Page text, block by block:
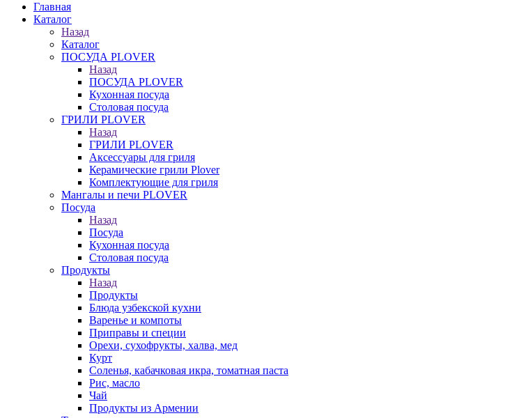
Главная
Каталог
Назад
Каталог
ПОСУДА PLOVER
Назад
ПОСУДА PLOVER
Кухонная посуда
Столовая посуда
ГРИЛИ PLOVER
Назад
ГРИЛИ PLOVER
Аксессуары для гриля
Керамические грили Plover
Комплектующие для гриля
Мангалы и печи PLOVER
Посуда
Назад
Посуда
Кухонная посуда
Столовая посуда
Продукты
Назад
Продукты
Блюда узбекской кухни
Варенье и компоты
Приправы и специи
Орехи, сухофрукты, халва, мед
Курт
Соленья, кабачковая икра, томатная паста
Рис, масло
Чай
Продукты из Армении